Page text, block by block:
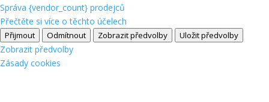
Správa {vendor_count} prodejců
Přečtěte si více o těchto účelech
Přijmout Odmítnout Zobrazit předvolby Uložit předvolby
Zobrazit předvolby
Zásady cookies